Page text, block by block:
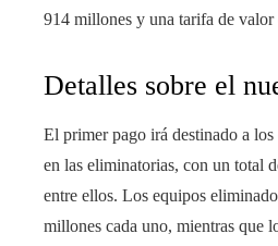
914 millones y una tarifa de valor
Detalles sobre el
El primer pago irá destinado a
en las eliminatorias, con un total
entre ellos. Los equipos
millones cada uno, mientras que